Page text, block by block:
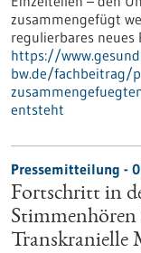
zusammengefügt
regulierbares neues
https://
bw.de/fachbeitrag/
entsteht
Pressemitteilung -
Fortschritt in
Stimmenhören
Transkranielle